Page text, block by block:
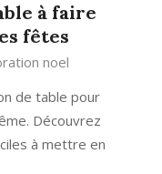
à faire
fêtes
noel
de table pour
Découvrez
à mettre en